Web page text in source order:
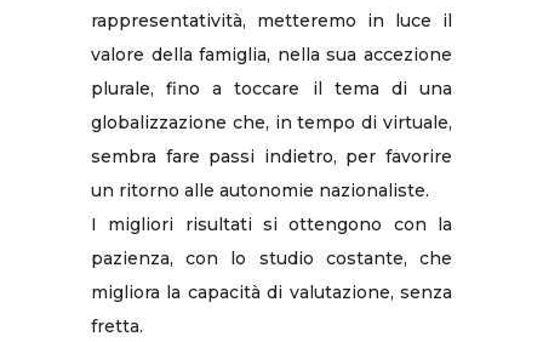
rappresentatività, metteremo in luce il
valore della famiglia, nella sua accezione
plurale, fino a toccare il tema di una
globalizzazione che, in tempo di virtuale,
sembra fare passi indietro, per favorire
un ritorno alle autonomie nazionaliste.
I migliori risultati si ottengono con la
pazienza, con lo studio costante, che
migliora la capacità di valutazione, senza
fretta.